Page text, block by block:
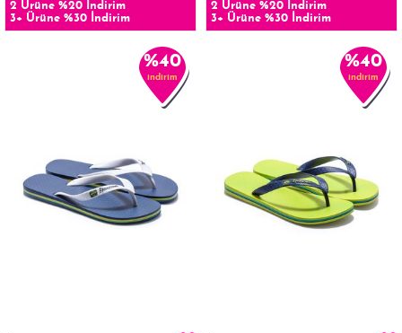
2 Ürüne %20 İndirim
3+ Ürüne %30 İndirim
2 Ürüne %20 İndirim
3+ Ürüne %30 İndirim
%40
indirim
%40
indirim